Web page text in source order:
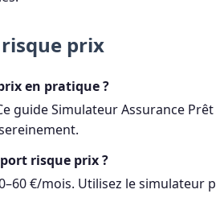
prix
en pratique ?
guide Simulateur Assurance
risque prix ?
€/mois. Utilisez le simulateur